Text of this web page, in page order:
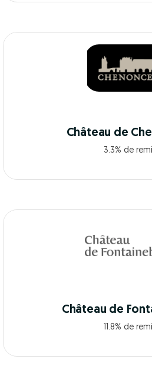
Château de
3.3% de
Château de
11.8% de